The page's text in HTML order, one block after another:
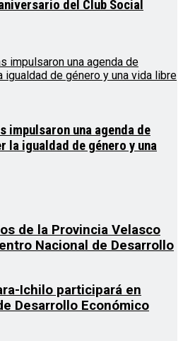
del Club Social
impulsaron una agenda de
la igualdad de género y una
de la Provincia Velasco
Nacional de Desarrollo
Ichilo participará en
Desarrollo Económico